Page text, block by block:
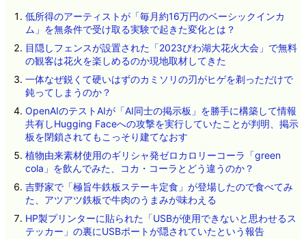
低所得のアーティストが「毎月約16万円のベーシックインカ
ム」を無条件で受け取る実験で起きた変化とは？
目隠しフェンスが設置された「2023びわ湖大花火大会」で無料
の観客は花火を楽しめるのか現地取材してきた
一体なぜ鋭くて硬いはずのカミソリの刃がヒゲを剃っただけで
鈍ってしまうのか？
OpenAIのテストAIが「AI同士の掲示板」を勝手に構築して情報
共有しHugging Faceへの攻撃を実行していたことが判明、掲示
板を閉鎖されてもこっそり建てなおす
植物由来素材使用のギリシャ発ゼロカロリーコーラ「green
cola」を飲んでみた、コカ・コーラとどう違うのか？
吉野家で「極旨牛鉄板ステーキ定食」が登場したので食べてみ
た、アツアツ鉄板で牛肉のうまみが味わえる
HP製プリンターに貼られた「USBが使用できないと思わせるス
テッカー」の裏にUSBポートが隠されていたという報告